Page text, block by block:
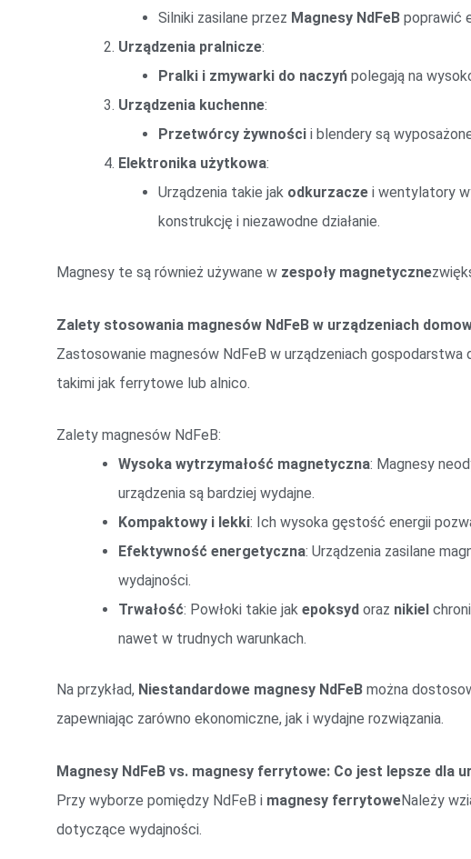
Silniki zasilane przez Magnesy NdFeB poprawić
Urządzenia pralnicze:
Pralki i zmywarki do naczyń polegają na
Urządzenia kuchenne:
Przetwórcy żywności i blendery są
Elektronika użytkowa:
Urządzenia takie jak odkurzacze i wentylatory
konstrukcję i niezawodne działanie.
Magnesy te są również używane w zespoły magnetyczne
Zalety stosowania magnesów NdFeB w urządzeniach
Zastosowanie magnesów NdFeB w urządzeniach
takimi jak ferrytowe lub alnico.
Zalety magnesów NdFeB:
Wysoka wytrzymałość magnetyczna: Magnesy
urządzenia są bardziej wydajne.
Kompaktowy i lekki: Ich wysoka gęstość energii
Efektywność energetyczna: Urządzenia zasilane
wydajności.
Trwałość: Powłoki takie jak epoksyd oraz nikiel
nawet w trudnych warunkach.
Na przykład, Niestandardowe magnesy NdFeB można
zapewniając zarówno ekonomiczne, jak i wydajne rozwiązania.
Magnesy NdFeB vs. magnesy ferrytowe: Co jest lepsze dla
Przy wyborze pomiędzy NdFeB i magnesy ferrytoweNależy
dotyczące wydajności.